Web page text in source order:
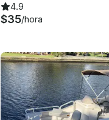
4.9
$35/hora